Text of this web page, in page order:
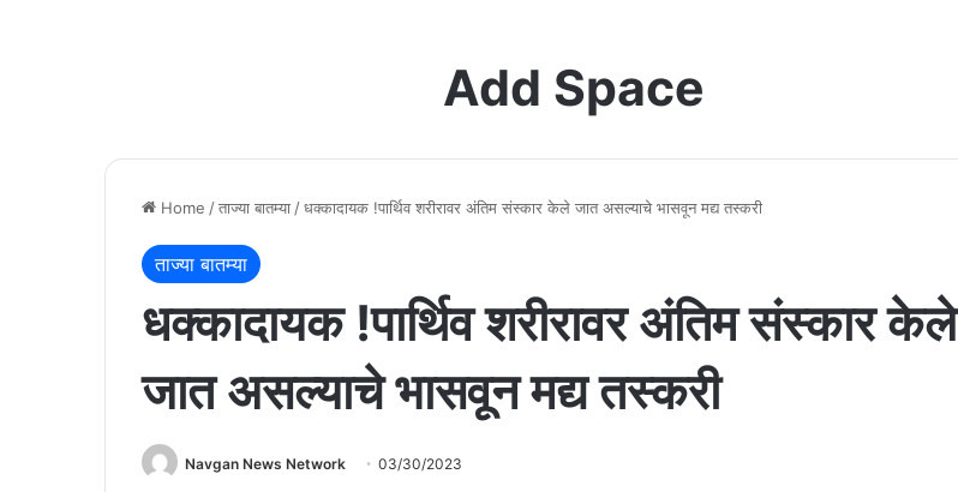
Add Space
Home /ताज्या बातम्या /धक्कादायक !पार्थिव शरीरावर अंतिम संस्कार केले जात असल्याचे भासवून मद्य तस्करी
ताज्या बातम्या
धक्कादायक !पार्थिव शरीरावर अंतिम संस्कार केले
जात असल्याचे भासवून मद्य तस्करी
Navgan News Network 03/30/2023